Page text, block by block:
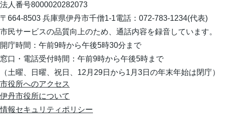
法人番号8000020282073
〒664-8503 兵庫県伊丹市千僧1-1電話：072-783-1234(代表)
市民サービスの品質向上のため、通話内容を録音しています。
開庁時間：午前9時から午後5時30分まで
窓口・電話受付時間：午前9時から午後5時まで
（土曜、日曜、祝日、12月29日から1月3日の年末年始は閉庁）
市役所へのアクセス
伊丹市役所について
情報セキュリティポリシー